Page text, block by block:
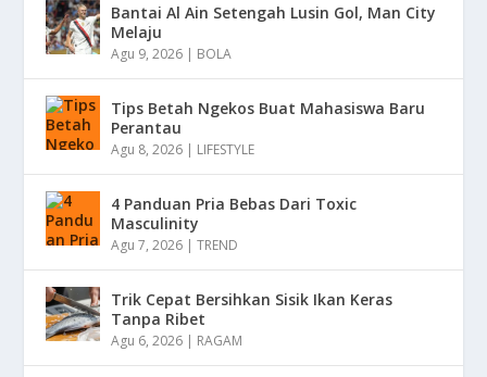
Bantai Al Ain Setengah Lusin Gol, Man City
Melaju
Agu 9, 2026 | BOLA
Tips Betah Ngekos Buat Mahasiswa Baru
Perantau
Agu 8, 2026 | LIFESTYLE
4 Panduan Pria Bebas Dari Toxic
Masculinity
Agu 7, 2026 |TREND
Trik Cepat Bersihkan Sisik Ikan Keras
Tanpa Ribet
Agu 6, 2026 | RAGAM